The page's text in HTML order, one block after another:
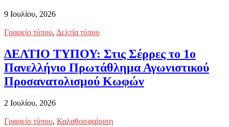
9 Ιουλίου, 2026
Γραφείο τύπου, Δελτία τύπου
ΔΕΛΤΙΟ ΤΥΠΟΥ: Στις Σέρρες το 1ο
Πανελλήνιο Πρωτάθλημα Αγωνιστικού
Προσανατολισμού Κωφών
2 Ιουλίου, 2026
Γραφείο τύπου, Καλαθοσφαίριση